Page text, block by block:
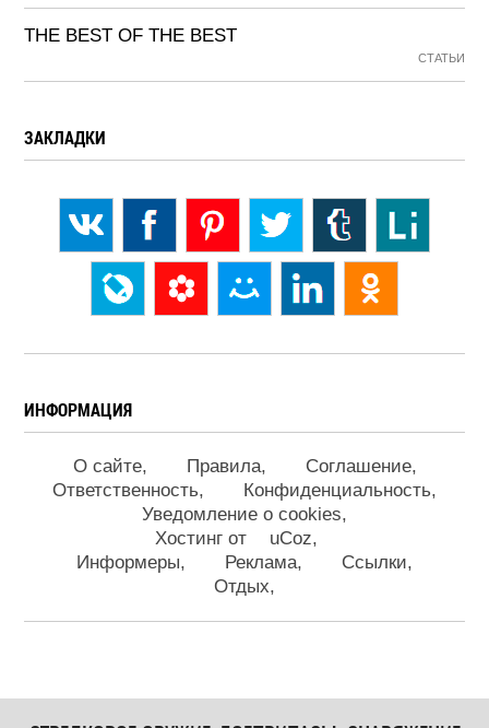
THE BEST OF THE BEST
СТАТЬИ
ЗАКЛАДКИ
ИНФОРМАЦИЯ
О сайте Правила
Соглашение
Ответственность
Конфиденциальность
Уведомление о cookies
Хостинг от
uCoz
Информеры
Реклама
Ссылки
Отдых